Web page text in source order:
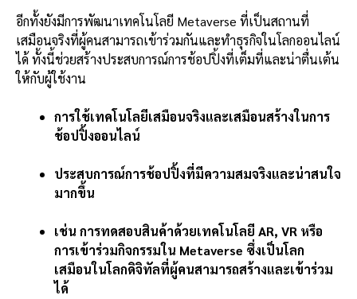
อีกทั้งยังมีการพัฒนาเทคโนโลยี Metaverse ที่เป็นสถานที่
เสมือนจริงที่ผู้คนสามารถเข้าร่วมกันและทำธุรกิจในโลกออนไลน์
ได้ ทั้งนี้ช่วยสร้างประสบการณ์การช้อปปิ้งที่เต็มที่และน่าตื่นเต้น
ให้กับผู้ใช้งาน
การใช้เทคโนโลยีเสมือนจริงและเสมือนสร้างในการ
ช้อปปิ้งออนไลน์
ประสบการณ์การช้อปปิ้งที่มีความสมจริงและน่าสนใจ
มากขึ้น
เช่น การทดสอบสินค้าด้วยเทคโนโลยี AR, VR หรือ
การเข้าร่วมกิจกรรมใน Metaverse ซึ่งเป็นโลก
เสมือนในโลกดิจิทัลที่ผู้คนสามารถสร้างและเข้าร่วม
ได้